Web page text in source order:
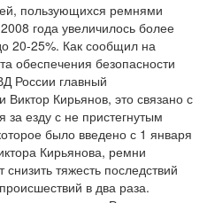
пользующихся ремнями
года увеличилось более
20-25%. Как сообщил на
обеспечения безопасности
России главный
Виктор Кирьянов, это связано с
за езду с не пристегнутым
было введено с 1 января
Кирьянова, ремни
тяжесть последствий
в два раза.